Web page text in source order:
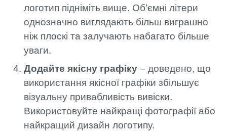
логотип підніміть вище. Об’ємні літери
однозначно виглядають більш виграшно
ніж плоскі та залучають набагато більше
уваги.
Додайте якісну графіку – доведено, що
використання якісної графіки збільшує
візуальну привабливість вивіски.
Використовуйте найкращі фотографії або
найкращий дизайн логотипу.